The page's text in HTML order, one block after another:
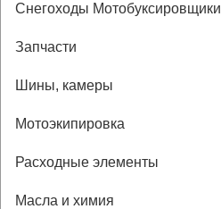
Снегоходы Мотобуксировщики
Запчасти
Шины, камеры
Мотоэкипировка
Расходные элементы
Масла и химия